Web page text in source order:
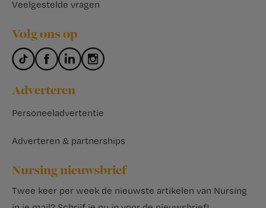
Veelgestelde vragen
Volg ons op
Adverteren
Personeeladvertentie
Adverteren & partnerships
Nursing nieuwsbrief
Twee keer per week de nieuwste artikelen van Nursing